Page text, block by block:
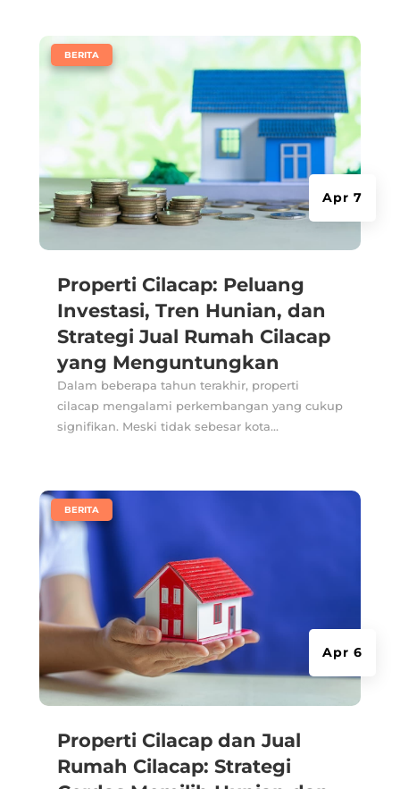
Properti Cilacap: Peluang
Investasi, Tren Hunian, dan
Strategi Jual Rumah Cilacap
yang Menguntungkan
Apr 7
BERITA
Dalam beberapa tahun terakhir, properti
cilacap mengalami perkembangan yang cukup
signifikan. Meski tidak sebesar kota...
Properti Cilacap dan Jual
Rumah Cilacap: Strategi
Apr 6
BERITA